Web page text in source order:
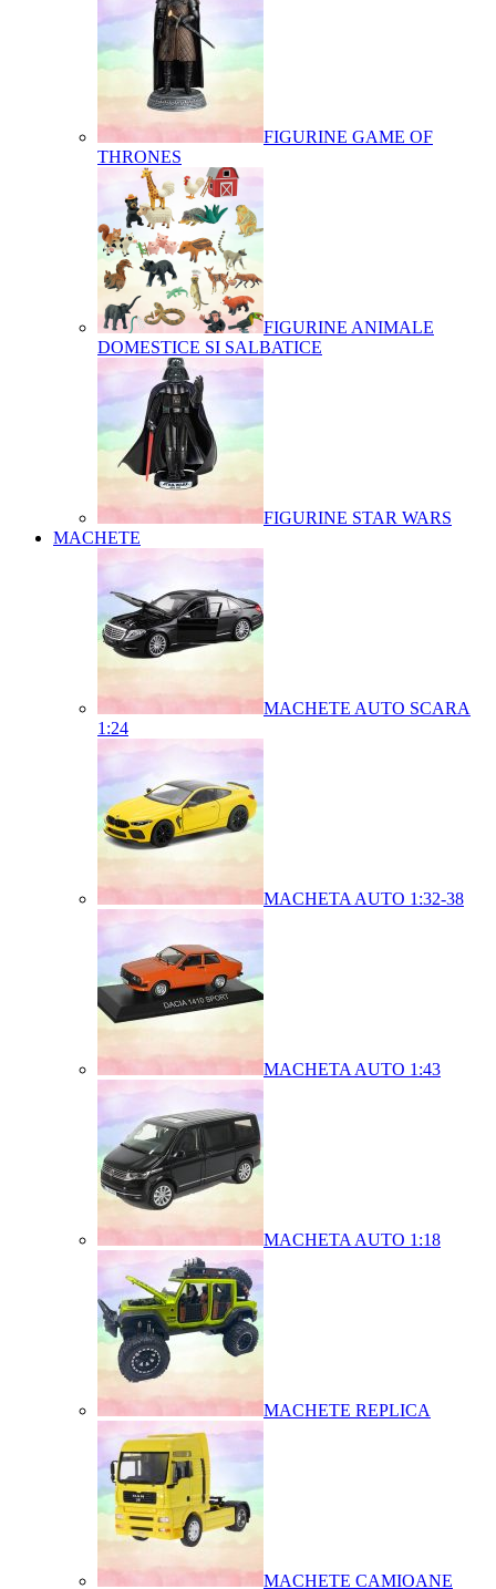
FIGURINE GAME OF
THRONES
FIGURINE ANIMALE
DOMESTICE SI SALBATICE
FIGURINE STAR WARS
MACHETE
MACHETE AUTO SCARA
1:24
MACHETA AUTO 1:32-38
MACHETA AUTO 1:43
MACHETA AUTO 1:18
MACHETE REPLICA
MACHETE CAMIOANE